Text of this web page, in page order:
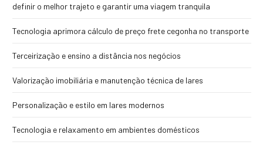
definir o melhor trajeto e garantir uma viagem tranquila
Tecnologia aprimora cálculo de preço frete cegonha no transporte
Terceirização e ensino a distância nos negócios
Valorização imobiliária e manutenção técnica de lares
Personalização e estilo em lares modernos
Tecnologia e relaxamento em ambientes domésticos